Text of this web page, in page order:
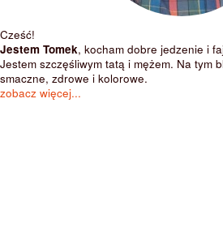
Cześć!
Jestem Tomek, kocham dobre jedzenie i
Jestem szczęśliwym tatą i mężem. Na tym
smaczne, zdrowe i kolorowe.
zobacz więcej...